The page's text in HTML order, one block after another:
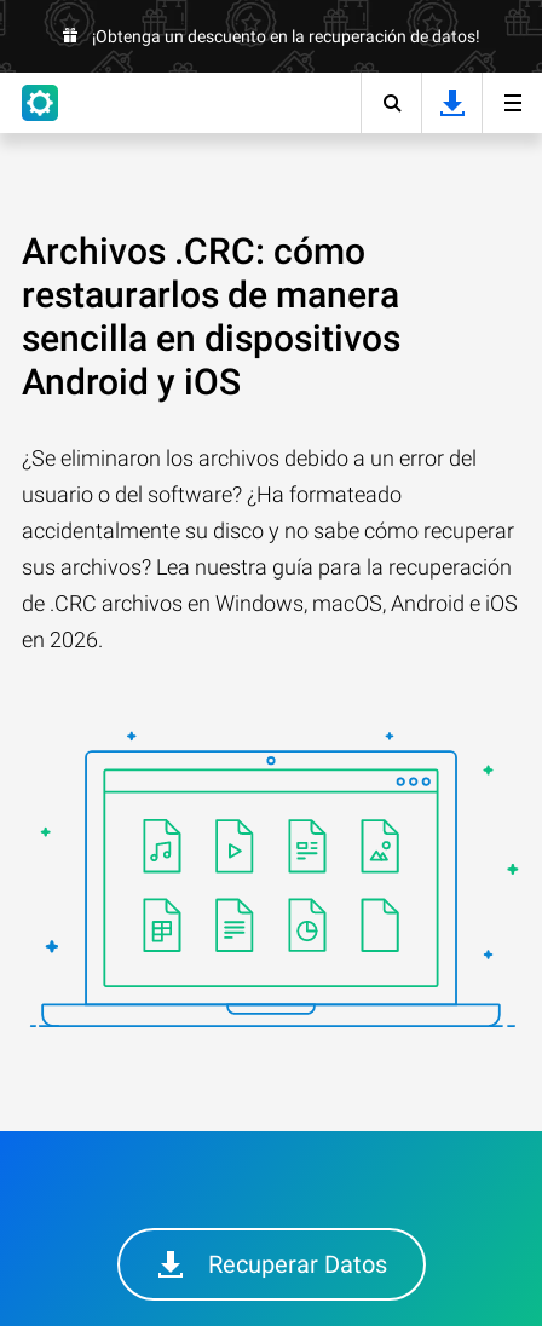
¡Obtenga un descuento en la recuperación de datos!
Archivos .CRC: cómo
restaurarlos de manera
sencilla en dispositivos
Android y iOS
¿Se eliminaron los archivos debido a un error del
usuario o del software? ¿Ha formateado
accidentalmente su disco y no sabe cómo recuperar
sus archivos? Lea nuestra guía para la recuperación
de .CRC archivos en Windows, macOS, Android e iOS
en 2026.
Recuperar Datos